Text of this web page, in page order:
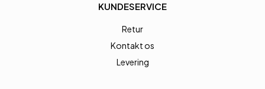
KUNDESERVICE
Retur
Kontakt os
Levering